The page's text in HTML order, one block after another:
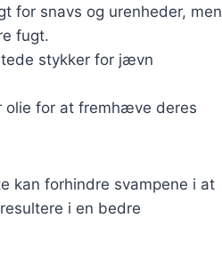
for snavs og urenheder, men
fugt.
stykker for jævn
olie for at fremhæve deres
kan forhindre svampene i at
i en bedre